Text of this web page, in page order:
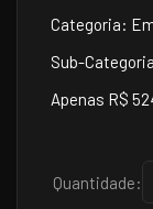
Categoria:
Sub-
Apenas R$
Quantidade: